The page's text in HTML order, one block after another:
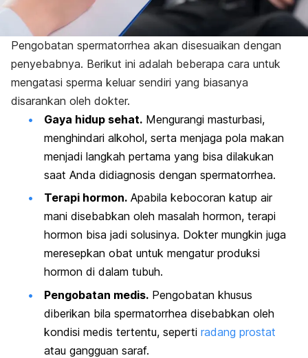
Pengobatan spermatorrhea akan disesuaikan dengan
penyebabnya. Berikut ini adalah beberapa cara untuk
mengatasi sperma keluar sendiri yang biasanya
disarankan oleh dokter.
Gaya hidup sehat. Mengurangi masturbasi,
menghindari alkohol, serta menjaga pola makan
menjadi langkah pertama yang bisa dilakukan
saat Anda didiagnosis dengan spermatorrhea.
Terapi hormon. Apabila kebocoran katup air
mani disebabkan oleh masalah hormon, terapi
hormon bisa jadi solusinya. Dokter mungkin juga
meresepkan obat untuk mengatur produksi
hormon di dalam tubuh.
Pengobatan medis. Pengobatan khusus
diberikan bila spermatorrhea disebabkan oleh
kondisi medis tertentu, seperti radang prostat
atau gangguan saraf.